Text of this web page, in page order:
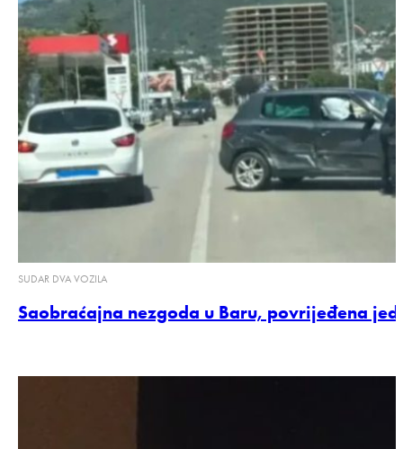
SUDAR DVA VOZILA
Saobraćajna nezgoda u Baru, povrijeđena